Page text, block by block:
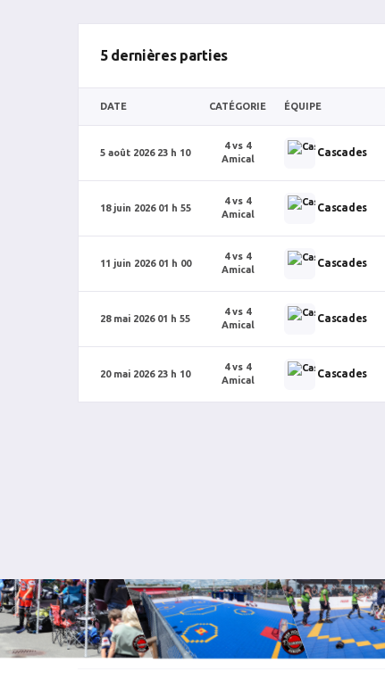
5 dernières parties
DATE CATÉGORIE ÉQUIPE
5 août 2026 23 h 10
4 vs 4
Amical
Cascades
18 juin 2026 01 h 55
4 vs 4
Amical
Cascades
11 juin 2026 01 h 00
4 vs 4
Amical
Cascades
28 mai 2026 01 h 55
4 vs 4
Amical
Cascades
20 mai 2026 23 h 10
4 vs 4
Amical
Cascades